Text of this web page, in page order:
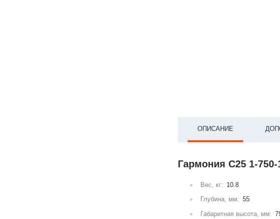
ОПИСАНИЕ
Гармония С25 1-750-
Вес, кг: 10.8
Глубина, мм: 55
Габаритная высота, мм: